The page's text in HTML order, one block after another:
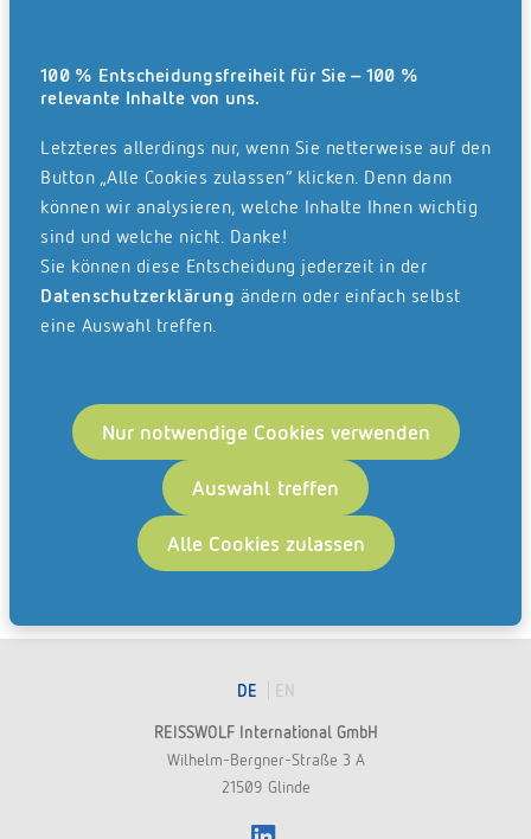
100 % Entscheidungsfreiheit für Sie – 100 %
relevante Inhalte von uns.
Letzteres allerdings nur, wenn Sie netterweise auf den
Button „Alle Cookies zulassen“ klicken. Denn dann
können wir analysieren, welche Inhalte Ihnen wichtig
sind und welche nicht. Danke!
Sie können diese Entscheidung jederzeit in der
Datenschutzerklärung ändern oder einfach selbst
eine Auswahl treffen.
Alle Cookies zulassen
Auswahl treffen
Nur notwendige Cookies verwenden
DE EN
REISSWOLF International GmbH
Wilhelm-Bergner-Straße 3 A
21509 Glinde